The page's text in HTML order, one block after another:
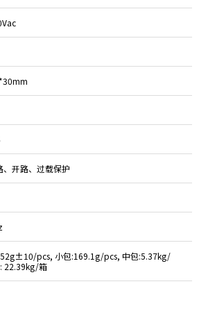
、开路、过载保护
pcs, 小包:169.1g/pcs, 中包:5.37kg/
22.39kg/箱